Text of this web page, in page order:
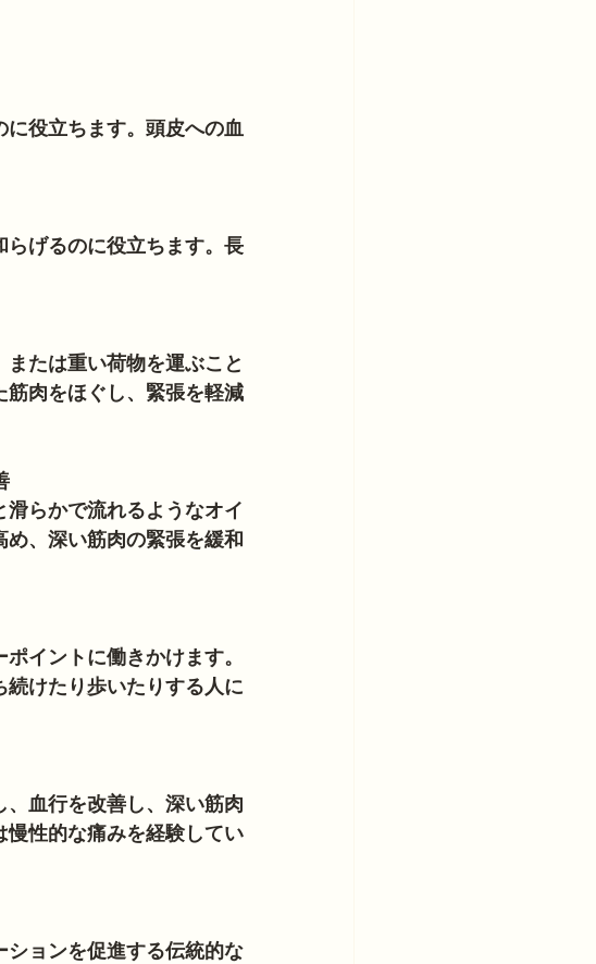
役立ちます。頭皮への血
げるのに役立ちます。長
たは重い荷物を運ぶこと
肉をほぐし、緊張を軽減
らかで流れるようなオイ
、深い筋肉の緊張を緩和
イントに働きかけます。
けたり歩いたりする人に
血行を改善し、深い筋肉
性的な痛みを経験してい
ョンを促進する伝統的な